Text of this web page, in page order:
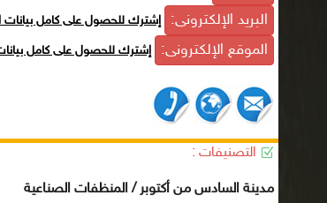
البريد الإلكترونى: إشترك للحصول على كامل بيانات
الموقع الإلكترونى: إشترك للحصول على كامل
التصنيفات :
مدينة السادس من أكتوبر / المنظفات الصناعية